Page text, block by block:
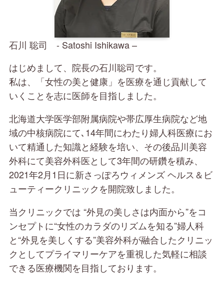
石川 聡司 - Satoshi Ishikawa –
はじめまして、院長の石川聡司です。
私は、「女性の美と健康」を医療を通じ貢献して
いくことを志に医師を目指しました。
北海道大学医学部附属病院や帯広厚生病院など地
域の中核病院にて､14年間にわたり婦人科医療にお
いて精通した知識と経験を培い、その後品川美容
外科にて美容外科医として3年間の研鑽を積み、
2021年2月1日に新さっぽろウィメンズ ヘルス＆ビ
ューティークリニックを開院致しました。
当クリニックでは “外見の美しさは内面から”をコ
ンセプトに“女性のカラダのリズムを知る”婦人科
と“外見を美しくする”美容外科が融合したクリニッ
クとしてプライマリーケアを重視した気軽に相談
できる医療機関を目指しております。